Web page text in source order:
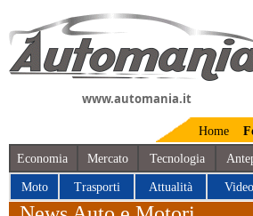
www.automania.it
Home
Economia Mercato Tecnologia
Moto Trasporti Attualità